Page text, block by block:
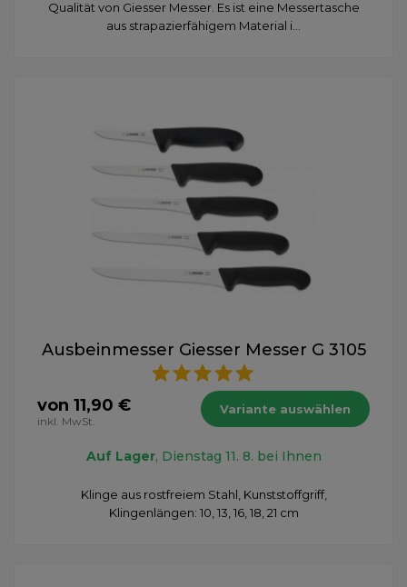
Qualität von Giesser Messer. Es ist eine Messertasche
aus strapazierfähigem Material i...
Ausbeinmesser Giesser Messer G 3105
von 11,90 €
inkl. MwSt.
Variante auswählen
Auf Lager, Dienstag 11. 8. bei Ihnen
Klinge aus rostfreiem Stahl, Kunststoffgriff,
Klingenlängen: 10, 13, 16, 18, 21 cm